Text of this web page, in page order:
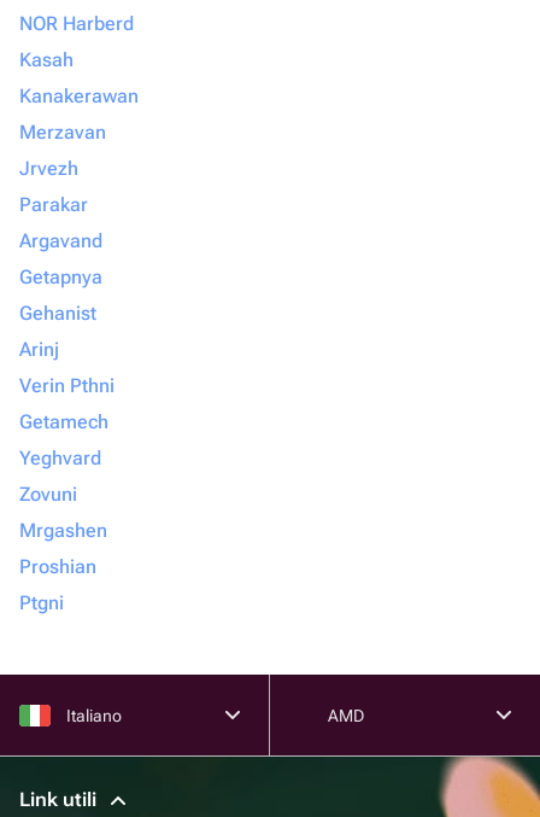
NOR Harberd
Kasah
Kanakerawan
Merzavan
Jrvezh
Parakar
Argavand
Getapnya
Gehanist
Arinj
Verin Pthni
Getamech
Yeghvard
Zovuni
Mrgashen
Proshian
Ptgni
Italiano AMD
Link utili